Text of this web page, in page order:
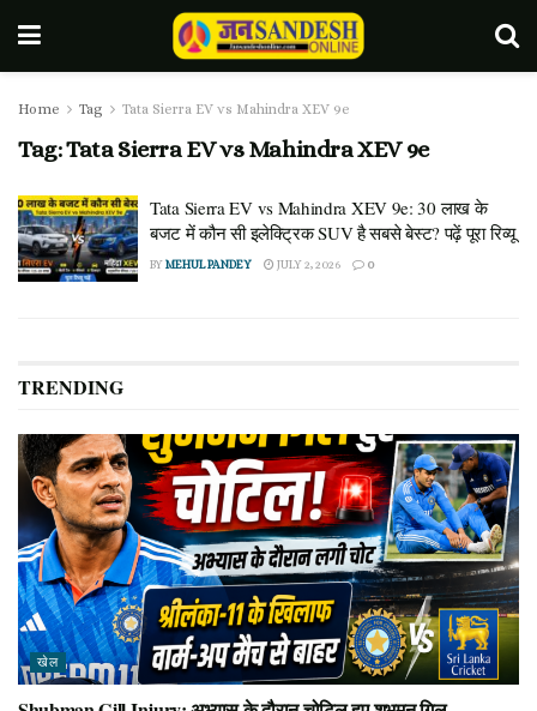
Home Tag Tata Sierra EV vs Mahindra XEV 9e
Tag:Tata Sierra EV vs Mahindra XEV 9e
Tata Sierra EV vs Mahindra XEV 9e: 30 लाख के
बजट में कौन सी इलेक्ट्रिक SUV है सबसे बेस्ट? पढ़ें पूरा रिव्यू
BYMEHUL PANDEY JULY 2, 2026 0
TRENDING
खेल